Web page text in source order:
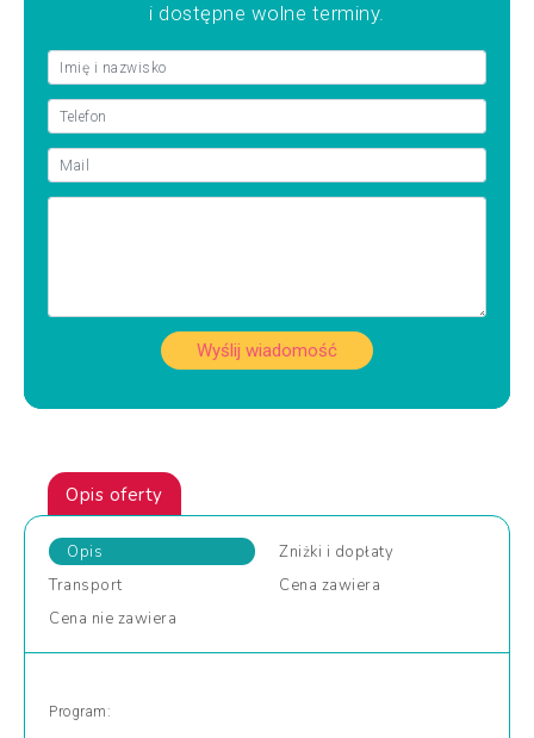
i dostępne wolne terminy.
Wyślij wiadomość
Opis oferty
Opis Zniżki i dopłaty
Transport
Cena zawiera
Cena nie zawiera
Program: